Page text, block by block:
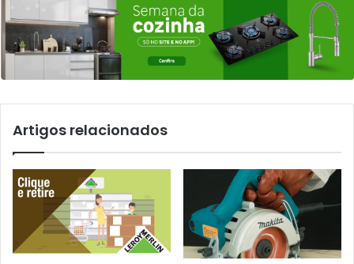
Artigos relacionados